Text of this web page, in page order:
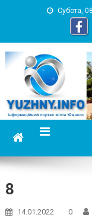
Субота,
8
14.01.2022 0